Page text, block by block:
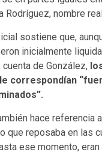
Rodríguez, nombre
sostiene que,
inicialmente
de González,
correspondían
hace referencia
que reposaba en las
ese momento, eran